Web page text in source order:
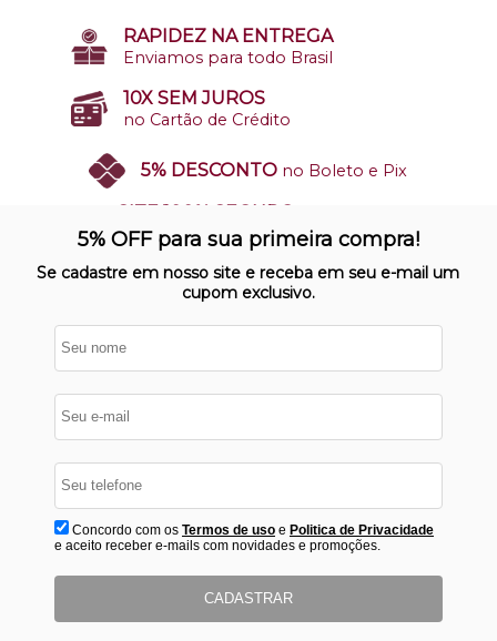
RAPIDEZ NA ENTREGA
Enviamos para todo Brasil
10X SEM JUROS
no Cartão de Crédito
5% DESCONTO no Boleto e Pix
Nosso site opera em ambiente
protegido
5% OFF para sua primeira compra!
Se cadastre em nosso site e receba em seu e-mail um
cupom exclusivo.
Concordo com os Termos de usoe Politica de Privacidade
e aceito receber e-mails com novidades e promoções.
CADASTRAR